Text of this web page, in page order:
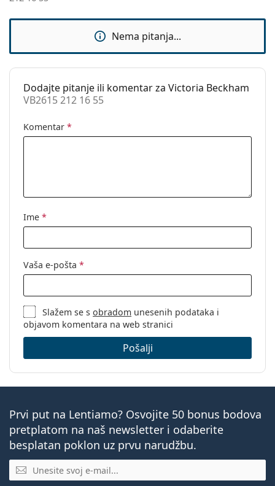
Da
Krpa za
Da
Ostalo
Spol:
Ženske
Kategorija:
Nema pitanja...
Dodajte pitanje ili komentar za Victoria Beckham
VB2615 212 16 55
Komentar *
Ime *
Vaša e-pošta *
Slažem se sobradom unesenih podataka i
objavom komentara na web stranici
Pošalji
Prvi put na Lentiamo? Osvojite 50 bonus bodova
pretplatom na naš newsletter i odaberite
besplatan poklon uz prvu narudžbu.
E-mail